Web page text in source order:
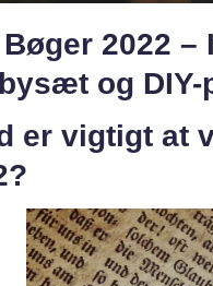
2022
og DIY-
er vigtigt at